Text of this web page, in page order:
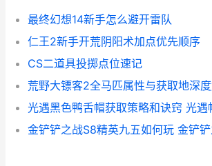
最终幻想14新手怎么避开雷队
仁王2新手开荒阴阳术加点优先顺序
CS二道具投掷点位速记
荒野大镖客2全马匹属性与获取地深
金铲铲之战S8精英九五如何玩 金铲